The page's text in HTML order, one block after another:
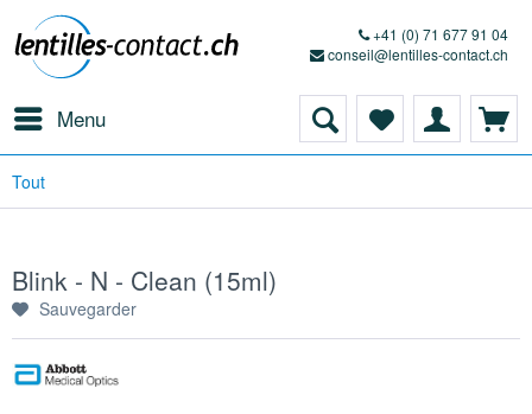
+41 (0) 71 677 91 04
conseil@lentilles-contact.ch
Menu
Tout
Blink - N - Clean (15ml)
Sauvegarder